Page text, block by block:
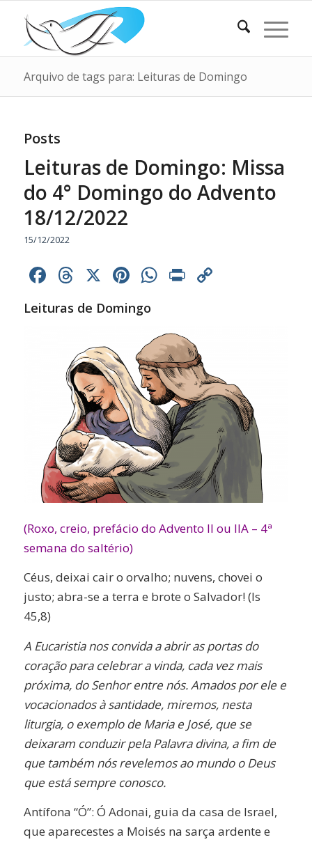
Arquivo de tags para: Leituras de Domingo
Posts
Leituras de Domingo: Missa
do 4° Domingo do Advento
18/12/2022
15/12/2022
Facebook
Threads
X Pinterest
WhatsApp
Print
Leituras de Domingo
(Roxo, creio, prefácio do Advento II ou IIA – 4ª
semana do saltério)
Céus, deixai cair o orvalho; nuvens, chovei o
justo; abra-se a terra e brote o Salvador! (Is
45,8)
A Eucaristia nos convida a abrir as portas do
coração para celebrar a vinda, cada vez mais
próxima, do Senhor entre nós. Amados por ele e
vocacionados à santidade, miremos, nesta
liturgia, o exemplo de Maria e José, que se
deixaram conduzir pela Palavra divina, a fim de
que também nós revelemos ao mundo o Deus
que está sempre conosco.
Antífona “Ó”: Ó Adonai, guia da casa de Israel,
que aparecestes a Moisés na sarça ardente e